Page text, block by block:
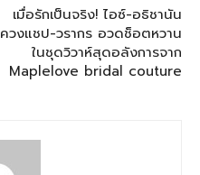
เมื่อรักเป็นจริง! ไอซ์-อธิชานัน
ควงแชป-วรากร อวดช็อตหวาน
ในชุดวิวาห์สุดอลังการจาก
Maplelove bridal couture